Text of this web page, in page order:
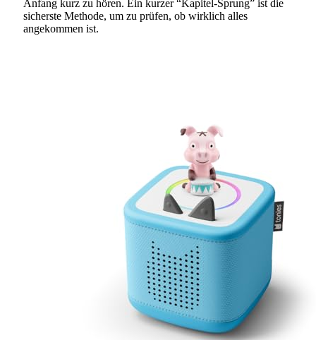
Anfang kurz zu hören. Ein kurzer “Kapitel-Sprung” ist die
sicherste Methode, um zu prüfen, ob wirklich alles
angekommen ist.